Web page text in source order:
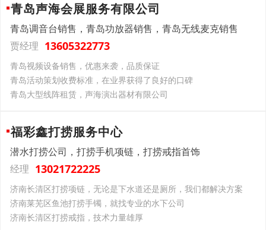
青岛声海会展服务有限公司
青岛调音台销售，青岛功放器销售，青岛无线麦克销售
贾经理 13605322773
青岛视频设备销售，优惠来袭，品质保证
青岛活动策划收费标准，在业界获得了良好的口碑
青岛大型线阵租赁，声海演出器材有限公司
福彩鑫打捞服务中心
潜水打捞公司，打捞手机项链，打捞戒指首饰
经理 13021722225
济南长清区打捞项链，无论是下水道还是厕所，我们都解决方案
济南莱芜区鱼池打捞手镯，就找专业的水下公司
济南长清区打捞戒指，技术力量雄厚